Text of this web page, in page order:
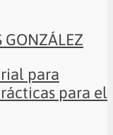
GONZÁLEZ
para
para el